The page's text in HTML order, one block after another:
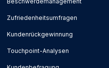
Zufriedenheitsumfragen
Kundenrückgewinnung
Touchpoint-Analysen